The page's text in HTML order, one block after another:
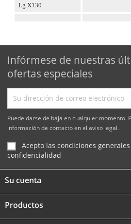
Lg X130
Infórmese de nuestras
ofertas especiales
Puede darse de baja en cualquier momento.
información de contacto en el aviso legal.
Acepto las condiciones
confidencialidad
Su cuenta
Productos